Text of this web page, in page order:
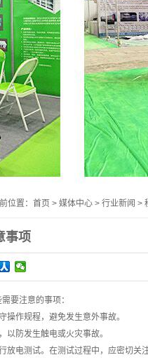
位置： 首页 > 媒体中心 > 行业新闻 >
事项
要注意的事项：
作规程，避免发生意外事故。
防发生触电或火灾事故。
电测试。在测试过程中，应密切关